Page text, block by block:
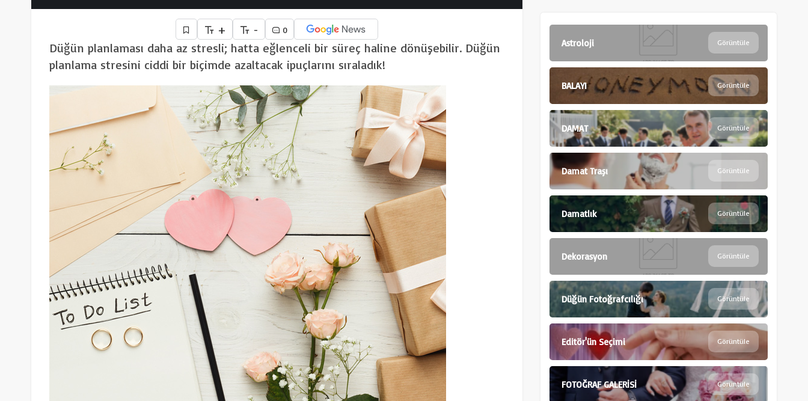
+ - 0
Düğün planlaması daha az stresli; hatta eğlenceli bir süreç haline dönüşebilir. Düğün
planlama stresini ciddi bir biçimde azaltacak ipuçlarını sıraladık!
Astroloji Görüntüle
BALAYI Görüntüle
DAMAT Görüntüle
Damat Traşı Görüntüle
Damatlık Görüntüle
Dekorasyon Görüntüle
Düğün Fotoğrafcılığı Görüntüle
Editör'ün Seçimi Görüntüle
FOTOĞRAF GALERİSİ Görüntüle